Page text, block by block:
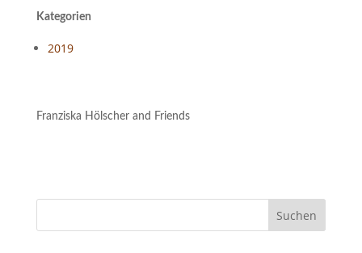
Kategorien
2019
Franziska Hölscher and Friends